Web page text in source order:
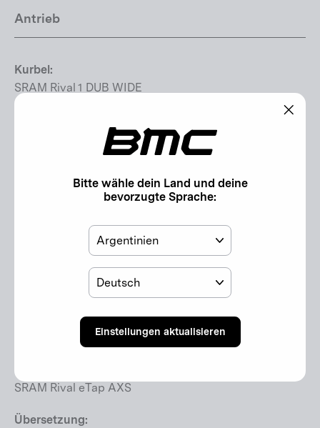
Antrieb
Kurbel:
SRAM Rival 1 DUB WIDE
SRAM XS-1275 Eagle Transmission (CS-XS-1275-A1)
SRAM GX Eagle Transmission Flattop
SRAM GX Eagle Transmission
SRAM Rival eTap AXS
Übersetzung:
Bitte wähle dein Land und deine
bevorzugte Sprache:
Land
Sprache
Einstellungen aktualisieren